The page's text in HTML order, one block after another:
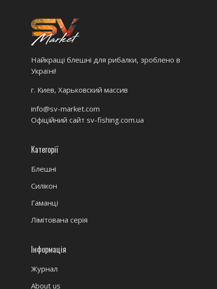
Найкращі блешні для рибалки, зроблено в
Україні!
г. Киев, Харьковский массив
info@sv-market.com
Офіційний сайт sv-fishing.com.ua
Категорії
Блешні
Силікон
Гаманці
Лімітована серія
Інформація
Журнал
About us